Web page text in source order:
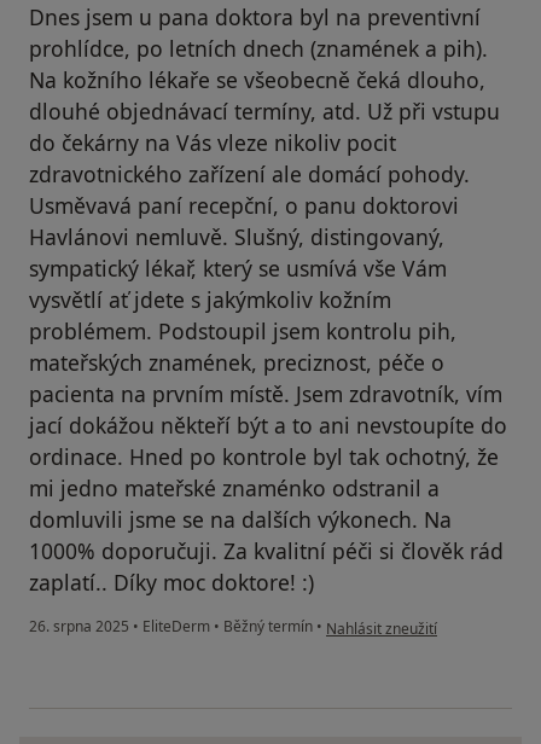
Dnes jsem u pana doktora byl na preventivní
prohlídce, po letních dnech (znamének a pih).
Na kožního lékaře se všeobecně čeká dlouho,
dlouhé objednávací termíny, atd. Už při vstupu
do čekárny na Vás vleze nikoliv pocit
zdravotnického zařízení ale domácí pohody.
Usměvavá paní recepční, o panu doktorovi
Havlánovi nemluvě. Slušný, distingovaný,
sympatický lékař, který se usmívá vše Vám
vysvětlí ať jdete s jakýmkoliv kožním
problémem. Podstoupil jsem kontrolu pih,
mateřských znamének, preciznost, péče o
pacienta na prvním místě. Jsem zdravotník, vím
jací dokážou někteří být a to ani nevstoupíte do
ordinace. Hned po kontrole byl tak ochotný, že
mi jedno mateřské znaménko odstranil a
domluvili jsme se na dalších výkonech. Na
1000% doporučuji. Za kvalitní péči si člověk rád
zaplatí.. Díky moc doktore! :)
26. srpna 2025 • EliteDerm • Běžný termín • podle názoru uživatele Jakub
Nahlásit zneužití